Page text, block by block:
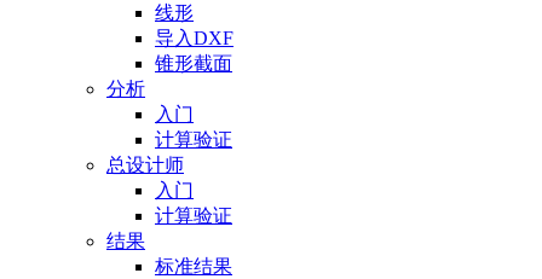
线形
导入DXF
锥形截面
分析
入门
计算验证
总设计师
入门
计算验证
结果
标准结果